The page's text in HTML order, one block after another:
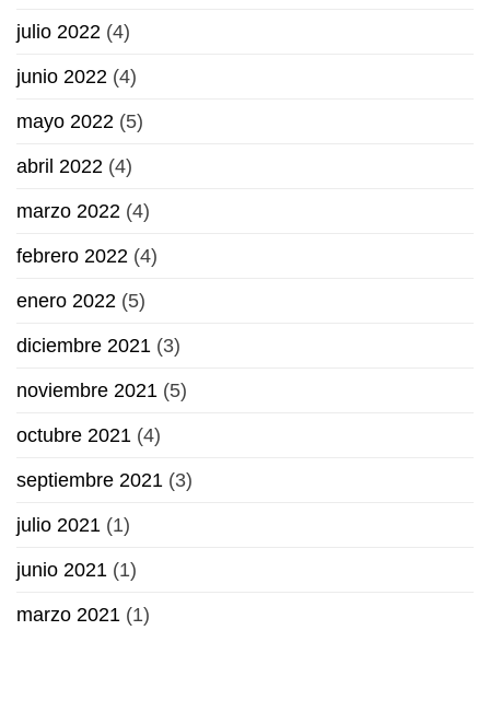
julio 2022 (4)
junio 2022 (4)
mayo 2022 (5)
abril 2022 (4)
marzo 2022 (4)
febrero 2022 (4)
enero 2022 (5)
diciembre 2021 (3)
noviembre 2021 (5)
octubre 2021 (4)
septiembre 2021 (3)
julio 2021 (1)
junio 2021 (1)
marzo 2021 (1)